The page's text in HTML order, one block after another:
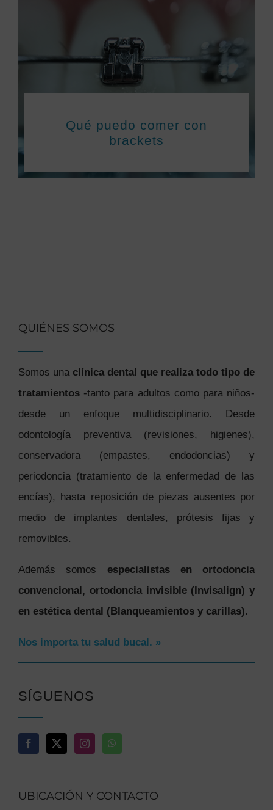
Qué puedo comer con
brackets
QUIÉNES SOMOS
Somos una clínica dental que realiza todo tipo de
tratamientos -tanto para adultos como para niños-
desde un enfoque multidisciplinario. Desde
odontología preventiva (revisiones, higienes),
conservadora (empastes, endodoncias) y
periodoncia (tratamiento de la enfermedad de las
encías), hasta reposición de piezas ausentes por
medio de implantes dentales, prótesis fijas y
removibles.
Además somos especialistas en ortodoncia
convencional, ortodoncia invisible (Invisalign) y
en estética dental (Blanqueamientos y carillas).
Nos importa tu salud bucal. »
SÍGUENOS
UBICACIÓN Y CONTACTO